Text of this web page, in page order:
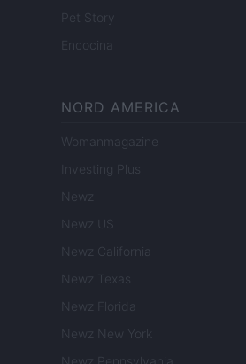
Pet Story
Encocina
NORD AMERICA
Womanmagazine
Investing Plus
Newz
Newz US
Newz California
Newz Texas
Newz Florida
Newz New York